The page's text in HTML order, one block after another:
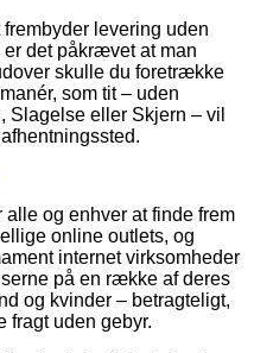
levering uden
det påkrævet at man
skulle du foretrække
som tit – uden
Slagelse eller Skjern – vil
og enhver at finde frem
online outlets, og
internet virksomheder
på en række af deres
og kvinder – betragteligt,
fragt uden gebyr.